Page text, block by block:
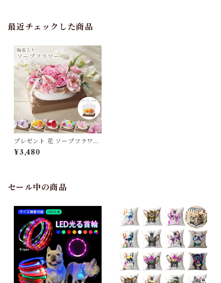
最近チェックした商品
プレゼント 花 ソープフラワー
オーバル陶器シャボンアレン
ジ 卒業式 ソープ 記念日 結婚
カーネーション SF-GM-483
¥3,480
セール中の商品